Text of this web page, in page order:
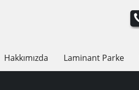
Hakkımızda Laminant Parke